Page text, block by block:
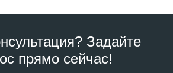
Задайте
прямо сейчас!